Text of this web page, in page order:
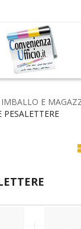
E
PESALETTERE